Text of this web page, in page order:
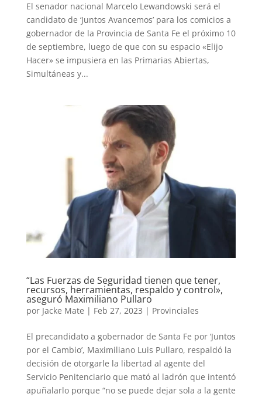
El senador nacional Marcelo Lewandowski será el
candidato de ‘Juntos Avancemos’ para los comicios a
gobernador de la Provincia de Santa Fe el próximo 10
de septiembre, luego de que con su espacio «Elijo
Hacer» se impusiera en las Primarias Abiertas,
Simultáneas y...
“Las Fuerzas de Seguridad tienen que tener,
recursos, herramientas, respaldo y control»,
aseguró Maximiliano Pullaro
por Jacke Mate | Feb 27, 2023 | Provinciales
El precandidato a gobernador de Santa Fe por ‘Juntos
por el Cambio’, Maximiliano Luis Pullaro, respaldó la
decisión de otorgarle la libertad al agente del
Servicio Penitenciario que mató al ladrón que intentó
apuñalarlo porque “no se puede dejar sola a la gente